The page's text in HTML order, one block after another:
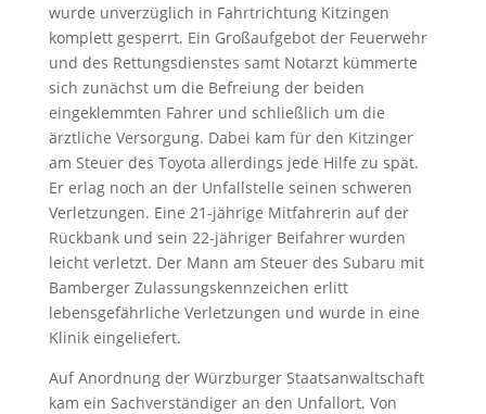
wurde unverzüglich in Fahrtrichtung Kitzingen
komplett gesperrt. Ein Großaufgebot der Feuerwehr
und des Rettungsdienstes samt Notarzt kümmerte
sich zunächst um die Befreiung der beiden
eingeklemmten Fahrer und schließlich um die
ärztliche Versorgung. Dabei kam für den Kitzinger
am Steuer des Toyota allerdings jede Hilfe zu spät.
Er erlag noch an der Unfallstelle seinen schweren
Verletzungen. Eine 21-jährige Mitfahrerin auf der
Rückbank und sein 22-jähriger Beifahrer wurden
leicht verletzt. Der Mann am Steuer des Subaru mit
Bamberger Zulassungskennzeichen erlitt
lebensgefährliche Verletzungen und wurde in eine
Klinik eingeliefert.
Auf Anordnung der Würzburger Staatsanwaltschaft
kam ein Sachverständiger an den Unfallort. Von